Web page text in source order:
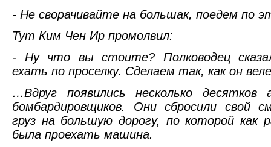
- Не сворачивайте на большак, поедем по
Тут Ким Чен Ир промолвил:
- Ну что вы стоите? Полководец
ехать по проселку. Сделаем так, как он
…Вдруг появились несколько десятков
бомбардировщиков. Они сбросили свой
груз на большую дорогу, по которой как
была проехать машина.